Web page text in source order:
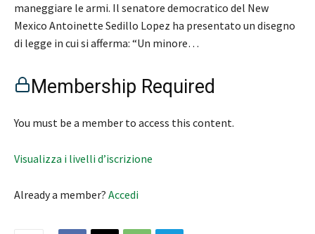
maneggiare le armi. Il senatore democratico del New
Mexico Antoinette Sedillo Lopez ha presentato un disegno
di legge in cui si afferma: “Un minore…
Membership Required
You must be a member to access this content.
Visualizza i livelli d’iscrizione
Already a member? Accedi